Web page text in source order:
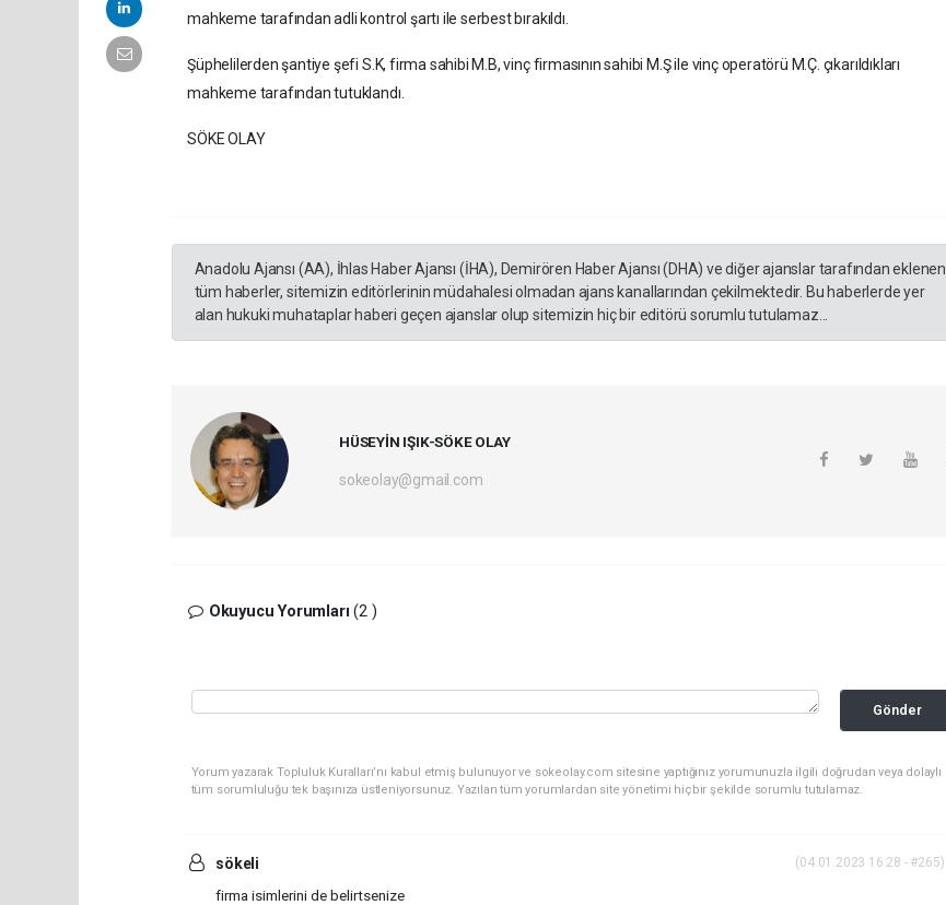
mahkeme tarafından adli kontrol şartı ile serbest bırakıldı.
Şüphelilerden şantiye şefi S.K, firma sahibi M.B, vinç firmasının sahibi M.Ş ile vinç operatörü M.Ç. çıkarıldıkları
mahkeme tarafından tutuklandı.
SÖKE OLAY
Anadolu Ajansı (AA), İhlas Haber Ajansı (İHA), Demirören Haber Ajansı (DHA) ve diğer ajanslar tarafından eklenen
tüm haberler, sitemizin editörlerinin müdahalesi olmadan ajans kanallarından çekilmektedir. Bu haberlerde yer
alan hukuki muhataplar haberi geçen ajanslar olup sitemizin hiç bir editörü sorumlu tutulamaz...
HÜSEYİN IŞIK-SÖKE OLAY
sokeolay@gmail.com
Okuyucu Yorumları(2 )
Gönder
Yorum yazarak Topluluk Kuralları’nı kabul etmiş bulunuyor ve sokeolay.com sitesine yaptığınız yorumunuzla ilgili doğrudan veya dolaylı
tüm sorumluluğu tek başınıza üstleniyorsunuz. Yazılan tüm yorumlardan site yönetimi hiçbir şekilde sorumlu tutulamaz.
sökeli (04.01.2023 16:28 - #265)
firma isimlerini de belirtsenize